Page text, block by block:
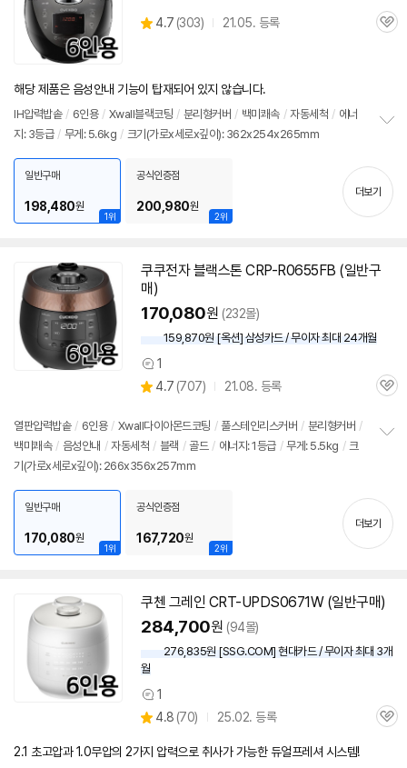
별
4.7 (상
뷰
303) 21.05. 등록
관
해당 제품은 음성안내 기능이 탑재되어 있지 않습니다.
IH압력밥솥 / 6인용 / Xwall블랙코팅 / 분리형커버 / 백미쾌속 / 자동세척 / 에너
지: 3등급 / 무게: 5.6kg / 크기(가로x세로x깊이): 362x254x265mm
치
기
1위
일반구매
198,480원
2위
공식인증점
200,980원
더보기
쿠쿠전자 블랙스톤 CRP-R0655FB (일반구
매)
170,080원 (232몰)
159,870원 [옥션] 삼성카드 / 무이자 최대 24개월
상
품
견
1
별
4.7 (상
리
뷰
707) 21.08. 등록
관
열판압력밥솥 / 6인용 / Xwall다이아몬드코팅 / 풀스테인리스커버 / 분리형커버 /
백미쾌속 / 음성안내 / 자동세척 / 블랙 / 골드 / 에너지: 1등급 / 무게: 5.5kg / 크
기(가로x세로x깊이): 266x356x257mm
기
1위
일반구매
170,080원
2위
공식인증점
167,720원
더보기
쿠첸 그레인 CRT-UPDS0671W (일반구매)
284,700원 (94몰)
276,835원 [SSG.COM] 현대카드 / 무이자 최대 3개
월
상
품
견
1
별
점
4.8 (상
리
70) 25.02. 등록
관
2.1 초고압과 1.0무압의 2가지 압력으로 취사가 가능한 듀얼프레셔 시스템!